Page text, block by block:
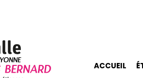
ACCUEIL